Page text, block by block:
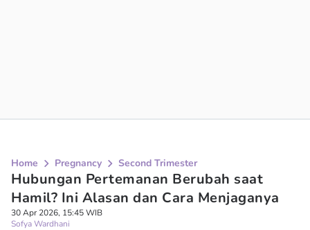
Home Pregnancy Second Trimester
Hubungan Pertemanan Berubah saat
Hamil? Ini Alasan dan Cara Menjaganya
30 Apr 2026, 15:45 WIB
Sofya Wardhani